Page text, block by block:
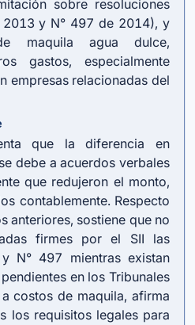
sobre resoluciones
y N° 497 de 2014), y
maquila agua dulce,
gastos, especialmente
empresas relacionadas del
que la diferencia en
debe a acuerdos verbales
que redujeron el monto,
contablemente. Respecto
anteriores, sostiene que no
firmes por el SII las
N° 497 mientras existan
en los Tribunales
costos de maquila, afirma
los requisitos legales para